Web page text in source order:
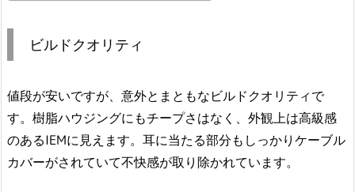
ビルドクオリティ
値段が安いですが、意外とまともなビルドクオリティで
す。樹脂ハウジングにもチープさはなく、外観上は高級感
のあるIEMに見えます。耳に当たる部分もしっかりケーブル
カバーがされていて不快感が取り除かれています。